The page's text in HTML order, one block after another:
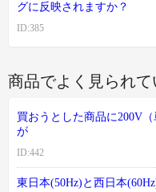
グに反映されますか？
ID:385
商品でよく見られて
買おうとした商品に200V
が
ID:442
東日本(50Hz)と西日本